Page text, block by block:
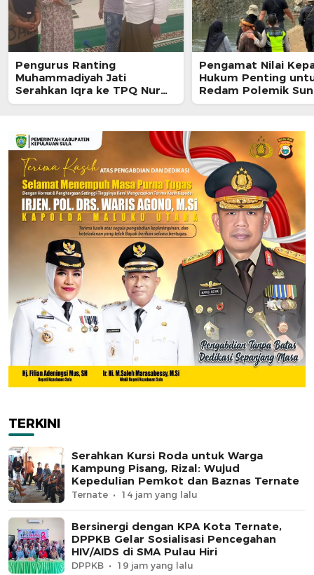
Pengurus Ranting
Muhammadiyah Jati
Serahkan Iqra ke TPQ Nur
Insani
Pengamat Nilai
Hukum Penting
Redam Polemik
Akelamo
TERKINI
Serahkan Kursi Roda untuk Warga
Kampung Pisang, Rizal: Wujud
Kepedulian Pemkot dan Baznas Ternate
Ternate 14 jam yang lalu
Bersinergi dengan KPA Kota Ternate,
DPPKB Gelar Sosialisasi Pencegahan
HIV/AIDS di SMA Pulau Hiri
DPPKB 19 jam yang lalu